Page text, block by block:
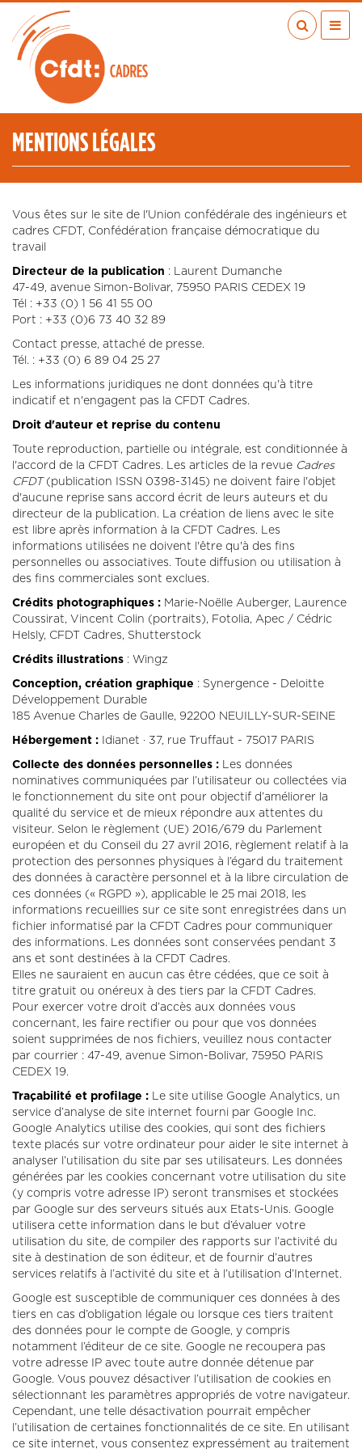
contenu
principal
ACTUALITÉS
PUBLICATIONS
EN RÉGION
QUI SOMMES-NOUS ?
IA
ESPACE ADHÉRENTS
ADHÉRER
CONTACT
LA REVUE CADRES
LE CREFAC
L’OBSERVATOIRE DES CADRES
MENTIONS LÉGALES
Vous êtes sur le site de l'Union confédérale des ingénieurs et
cadres CFDT, Confédération française démocratique du
travail
Directeur de la publication : Laurent Dumanche
47-49, avenue Simon-Bolivar, 75950 PARIS CEDEX 19
Tél : +33 (0) 1 56 41 55 00
Port : +33 (0)6 73 40 32 89
Contact presse, attaché de presse.
Tél. : +33 (0) 6 89 04 25 27
Les informations juridiques ne dont données qu'à titre
indicatif et n'engagent pas la CFDT Cadres.
Droit d'auteur et reprise du contenu
Toute reproduction, partielle ou intégrale, est conditionnée à
l'accord de la CFDT Cadres. Les articles de la revue Cadres
CFDT (publication ISSN 0398-3145) ne doivent faire l'objet
d'aucune reprise sans accord écrit de leurs auteurs et du
directeur de la publication. La création de liens avec le site
est libre après information à la CFDT Cadres. Les
informations utilisées ne doivent l'être qu'à des fins
personnelles ou associatives. Toute diffusion ou utilisation à
des fins commerciales sont exclues.
Crédits photographiques : Marie-Noëlle Auberger, Laurence
Coussirat, Vincent Colin (portraits), Fotolia, Apec / Cédric
Helsly, CFDT Cadres, Shutterstock
Crédits illustrations : Wingz
Conception, création graphique : Synergence - Deloitte
Développement Durable
185 Avenue Charles de Gaulle, 92200 NEUILLY-SUR-SEINE
Hébergement : Idianet · 37, rue Truffaut - 75017 PARIS
Collecte des données personnelles : Les données
nominatives communiquées par l’utilisateur ou collectées via
le fonctionnement du site ont pour objectif d’améliorer la
qualité du service et de mieux répondre aux attentes du
visiteur. Selon le règlement (UE) 2016/679 du Parlement
européen et du Conseil du 27 avril 2016, règlement relatif à la
protection des personnes physiques à l’égard du traitement
des données à caractère personnel et à la libre circulation de
ces données (« RGPD »), applicable le 25 mai 2018, les
informations recueillies sur ce site sont enregistrées dans un
fichier informatisé par la CFDT Cadres pour communiquer
des informations. Les données sont conservées pendant 3
ans et sont destinées à la CFDT Cadres.
Elles ne sauraient en aucun cas être cédées, que ce soit à
titre gratuit ou onéreux à des tiers par la CFDT Cadres.
Pour exercer votre droit d’accès aux données vous
concernant, les faire rectifier ou pour que vos données
soient supprimées de nos fichiers, veuillez nous contacter
par courrier : 47-49, avenue Simon-Bolivar, 75950 PARIS
CEDEX 19.
Traçabilité et profilage : Le site utilise Google Analytics, un
service d’analyse de site internet fourni par Google Inc.
Google Analytics utilise des cookies, qui sont des fichiers
texte placés sur votre ordinateur pour aider le site internet à
analyser l’utilisation du site par ses utilisateurs. Les données
générées par les cookies concernant votre utilisation du site
(y compris votre adresse IP) seront transmises et stockées
par Google sur des serveurs situés aux Etats-Unis. Google
utilisera cette information dans le but d’évaluer votre
utilisation du site, de compiler des rapports sur l’activité du
site à destination de son éditeur, et de fournir d’autres
services relatifs à l’activité du site et à l’utilisation d’Internet.
Google est susceptible de communiquer ces données à des
tiers en cas d’obligation légale ou lorsque ces tiers traitent
des données pour le compte de Google, y compris
notamment l’éditeur de ce site. Google ne recoupera pas
votre adresse IP avec toute autre donnée détenue par
Google. Vous pouvez désactiver l’utilisation de cookies en
sélectionnant les paramètres appropriés de votre navigateur.
Cependant, une telle désactivation pourrait empêcher
l’utilisation de certaines fonctionnalités de ce site. En utilisant
ce site internet, vous consentez expressément au traitement